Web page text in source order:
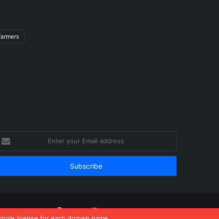
Home About Team
Facebook
TwitterYouTube
Instagram